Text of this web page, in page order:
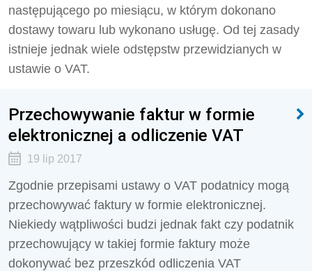
następującego po miesiącu, w którym dokonano
dostawy towaru lub wykonano usługę. Od tej zasady
istnieje jednak wiele odstępstw przewidzianych w
ustawie o VAT.
Przechowywanie faktur w formie
elektronicznej a odliczenie VAT
19 lip 2017
Zgodnie przepisami ustawy o VAT podatnicy mogą
przechowywać faktury w formie elektronicznej.
Niekiedy wątpliwości budzi jednak fakt czy podatnik
przechowujący w takiej formie faktury może
dokonywać bez przeszkód odliczenia VAT